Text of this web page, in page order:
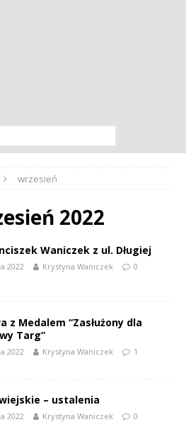
wrzesień
2022
Waniczek z ul. Długiej
2022 Krystyna Waniczek 0
z Medalem “Zasłużony dla
Targ”
2022 Krystyna Waniczek 1
– ustalenia
2022 Krystyna Waniczek 0